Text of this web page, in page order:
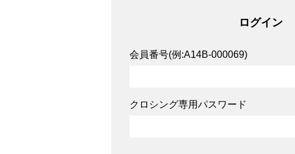
ログイン
会員番号(例:A14B-000069)
クロシング専用パスワード